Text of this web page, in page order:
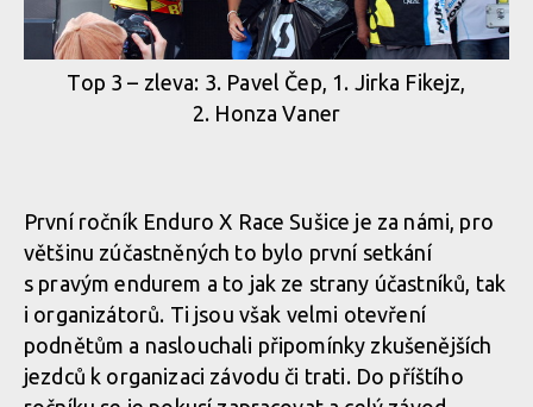
Top 3 – zleva: 3. Pavel Čep, 1. Jirka Fikejz,
2. Honza Vaner
První ročník Enduro X Race Sušice je za námi, pro
většinu zúčastněných to bylo první setkání
s pravým endurem a to jak ze strany účastníků, tak
i organizátorů. Ti jsou však velmi otevření
podnětům a naslouchali připomínky zkušenějších
jezdců k organizaci závodu či trati. Do příštího